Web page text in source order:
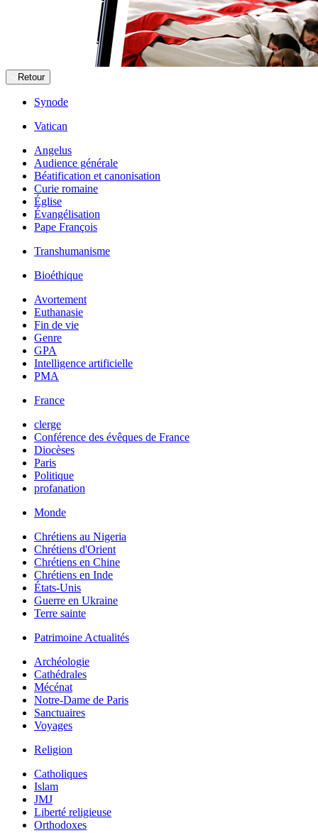
Retour
Synode
Vatican
Angelus
Audience générale
Béatification et canonisation
Curie romaine
Église
Évangélisation
Pape François
Transhumanisme
Bioéthique
Avortement
Euthanasie
Fin de vie
Genre
GPA
Intelligence artificielle
PMA
France
clerge
Conférence des évêques de France
Diocèses
Paris
Politique
profanation
Monde
Chrétiens au Nigeria
Chrétiens d'Orient
Chrétiens en Chine
Chrétiens en Inde
États-Unis
Guerre en Ukraine
Terre sainte
Patrimoine Actualités
Archéologie
Cathédrales
Mécénat
Notre-Dame de Paris
Sanctuaires
Voyages
Religion
Catholiques
Islam
JMJ
Liberté religieuse
Orthodoxes